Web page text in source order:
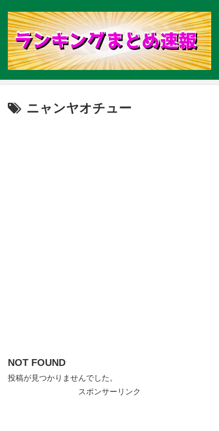
ニャンヤオチュー
NOT FOUND
投稿が見つかりませんでした。
スポンサーリンク